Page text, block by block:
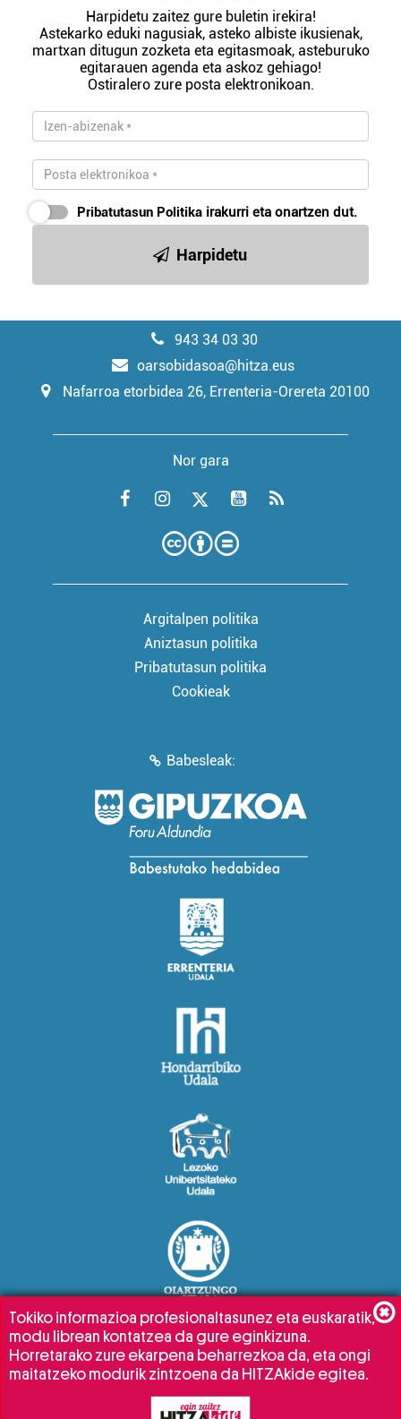
Harpidetu zaitez gure buletin irekira!
Astekarko eduki nagusiak, asteko albiste ikusienak,
martxan ditugun zozketa eta egitasmoak, asteburuko
egitarauen agenda eta askoz gehiago!
Ostiralero zure posta elektronikoan.
Pribatutasun Politika irakurri eta onartzen dut.
Harpidetu
943 34 03 30
oarsobidasoa@hitza.eus
Nafarroa etorbidea 26, Errenteria-Orereta 20100
Nor gara
Argitalpen politika
Aniztasun politika
Pribatutasun politika
Cookieak
Babesleak:
Tokiko informazioa profesionaltasunez eta euskaratik,
modu librean kontatzea da gure eginkizuna.
Horretarako zure ekarpena beharrezkoa da, eta ongi
maitatzeko modurik zintzoena da HITZAkide egitea.